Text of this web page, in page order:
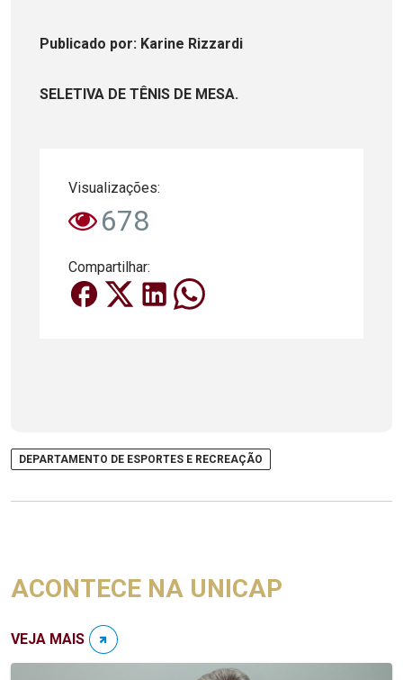
Publicado por: Karine Rizzardi
SELETIVA DE TÊNIS DE MESA.
Visualizações:
678
Compartilhar:
DEPARTAMENTO DE ESPORTES E RECREAÇÃO
ACONTECE NA UNICAP
VEJA MAIS